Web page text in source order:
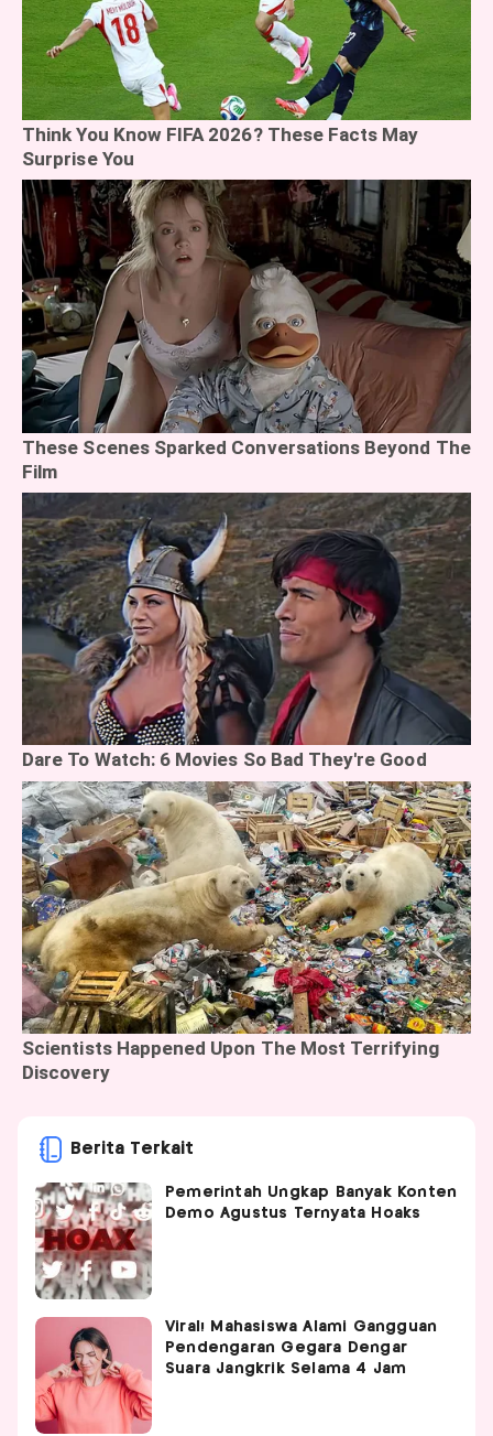
Berita Terkait
Pemerintah Ungkap Banyak Konten
Demo Agustus Ternyata Hoaks
Viral! Mahasiswa Alami Gangguan
Pendengaran Gegara Dengar
Suara Jangkrik Selama 4 Jam